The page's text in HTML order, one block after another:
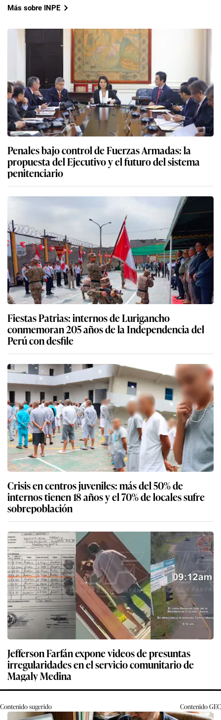
Más sobre INPE
Penales bajo control de Fuerzas Armadas: la
propuesta del Ejecutivo y el futuro del sistema
penitenciario
Fiestas Patrias: internos de Lurigancho
conmemoran 205 años de la Independencia del
Perú con desfile
Crisis en centros juveniles: más del 50% de
internos tienen 18 años y el 70% de locales sufre
sobrepoblación
Jefferson Farfán expone videos de presuntas
irregularidades en el servicio comunitario de
Magaly Medina
Contenido sugerido ContenidoGEC